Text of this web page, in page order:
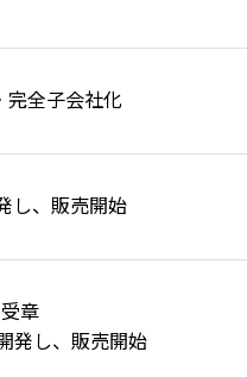
全子会社化
し、販売開始
章
発し、販売開始